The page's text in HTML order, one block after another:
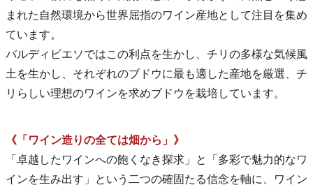
まれた自然環境から世界屈指のワイン産地として注目を集め
ています。
バルディビエソではこの利点を生かし、チリの多様な気候風
土を生かし、それぞれのブドウに最も適した産地を厳選、チ
リらしい理想のワインを求めブドウを栽培しています。
《「ワイン造りの全ては畑から」》
「卓越したワインへの飽くなき探求」と「多彩で魅力的なワ
インを生み出す」という二つの確固たる信念を軸に、ワイン